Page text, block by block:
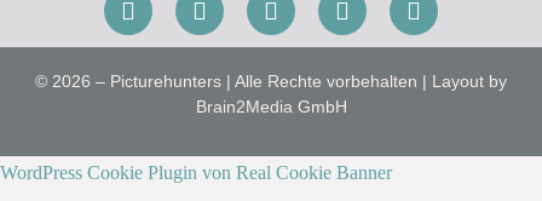
© 2026 – Picturehunters | Alle Rechte vorbehalten | Layout by
Brain2Media GmbH
WordPress Cookie Plugin von Real Cookie Banner